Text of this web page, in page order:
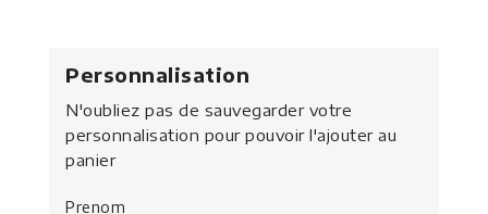
Personnalisation
N'oubliez pas de sauvegarder votre
personnalisation pour pouvoir l'ajouter au
panier
Prenom